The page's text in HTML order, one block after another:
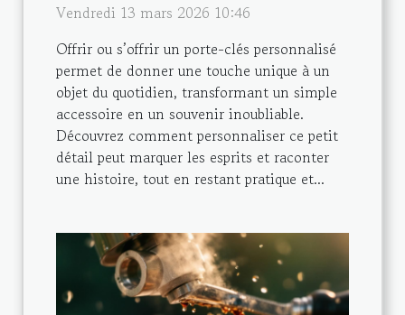
Vendredi 13 mars 2026 10:46
Offrir ou s’offrir un porte-clés personnalisé
permet de donner une touche unique à un
objet du quotidien, transformant un simple
accessoire en un souvenir inoubliable.
Découvrez comment personnaliser ce petit
détail peut marquer les esprits et raconter
une histoire, tout en restant pratique et...